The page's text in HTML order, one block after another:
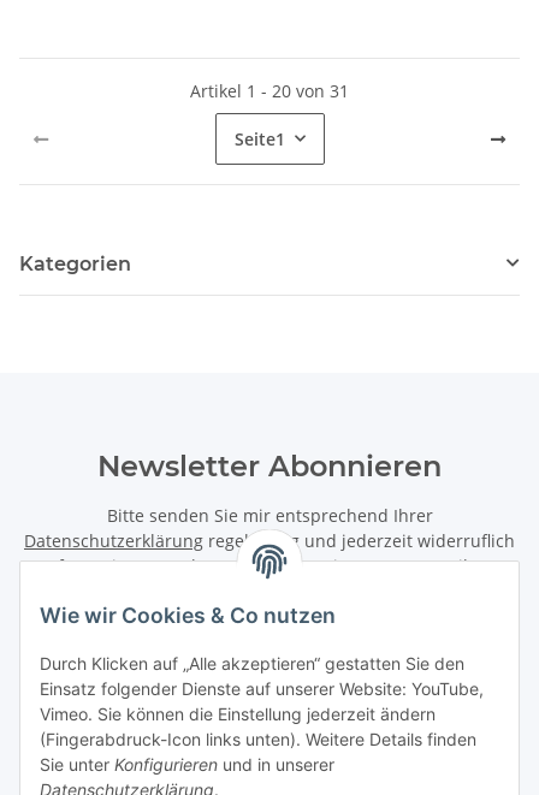
Wie wir Cookies & Co nutzen
Durch Klicken auf „Alle akzeptieren“ gestatten Sie den
Einsatz folgender Dienste auf unserer Website: YouTube,
Vimeo. Sie können die Einstellung jederzeit ändern
(Fingerabdruck-Icon links unten). Weitere Details finden
Sie unter Konfigurieren und in unserer
Datenschutzerklärung.
Artikel 1 - 20 von 31
Seite1
Kategorien
Newsletter Abonnieren
Bitte senden Sie mir entsprechend Ihrer
Datenschutzerklärung regelmäßig und jederzeit widerruflich
Informationen zu Ihrem Produktsortiment per E-Mail zu.
Newsletter Abonnieren
Informationen
Gesetzliche Informationen